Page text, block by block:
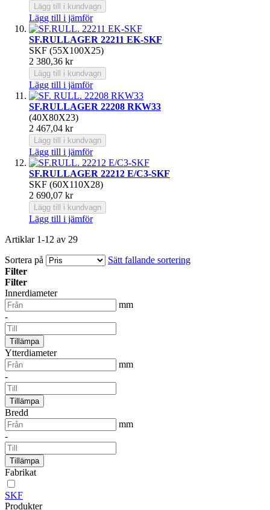
Lägg till i kundvagn
Lägg till i jämför
SF.RULLAGER 22211 EK-SKF
SKF (55X100X25)
2 380,36 kr
Lägg till i kundvagn
Lägg till i jämför
SF.RULLAGER 22208 RKW33
(40X80X23)
2 467,04 kr
Lägg till i kundvagn
Lägg till i jämför
SF.RULLAGER 22212 E/C3-SKF
SKF (60X110X28)
2 690,07 kr
Lägg till i kundvagn
Lägg till i jämför
Artiklar 1-12 av 29
Sortera på
Sätt fallande sortering
Filter
Filter
Innerdiameter
mm
-
Tillämpa
Ytterdiameter
mm
-
Tillämpa
Bredd
mm
-
Tillämpa
Fabrikat
SKF
Produkter